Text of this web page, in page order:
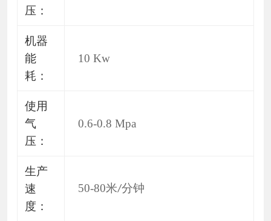
压：
机器
能
耗：
10 Kw
使用
气
压 ：
0.6-0.8 Mpa
生产
速
度 ：
50-80米/分钟